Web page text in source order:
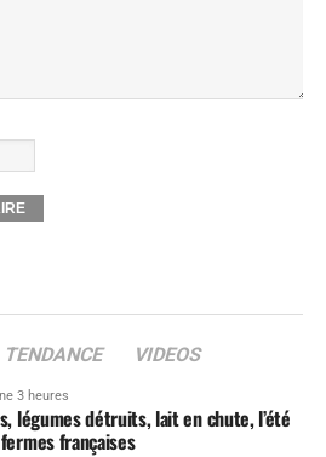
TENDANCE VIDEOS
3 heures
légumes détruits, lait en chute, l’été
françaises